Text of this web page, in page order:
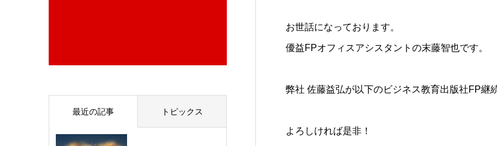
お世話になっております。
優益FPオフィスアシスタントの末藤智也です。
弊社 佐藤益弘が以下のビジネス教育出版社FP継
よろしければ是非！
最近の記事 トピックス